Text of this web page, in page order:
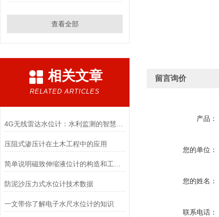
查看全部
相关文章
RELATED ARTICLES
压阻式渗压计在土木工程中的应用
防泥沙压力式水位计技术数据
一文带你了解电子水尺水位计的知识
留言询价
产品：
您的单位：
您的姓名：
联系电话：